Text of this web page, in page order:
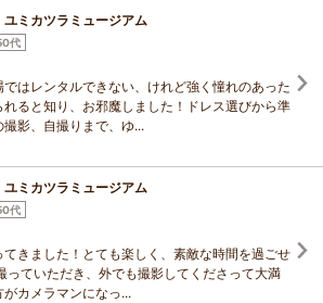
ミカツラミュージアム
代
はレンタルできない、けれど強く憧れのあった
ると知り、お邪魔しました！ドレス選びから準
影、自撮りまで、ゆ...
ミカツラミュージアム
代
きました！とても楽しく、素敵な時間を過ごせ
っていただき、外でも撮影してくださって大満
カメラマンになっ...